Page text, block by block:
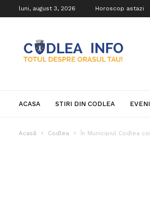
luni, august 3, 2026 Horoscop astazi
Info
ACASA STIRI DIN CODLEA
Acasă Codlea În Municipiul Codlea